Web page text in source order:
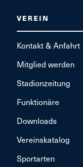
VEREIN
Kontakt & Anfahrt
Mitglied werden
Stadionzeitung
Funktionäre
Downloads
Vereinskatalog
Sportarten